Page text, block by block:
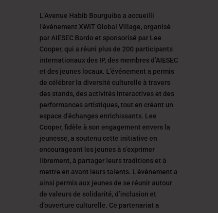
L’Avenue Habib Bourguiba a accueilli
l’événement XWIT Global Village, organisé
par AIESEC Bardo et sponsorisé par Lee
Cooper, qui a réuni plus de 200 participants
internationaux des IP, des membres d’AIESEC
et des jeunes locaux. L’événement a permis
de célébrer la diversité culturelle à travers
des stands, des activités interactives et des
performances artistiques, tout en créant un
espace d’échanges enrichissants. Lee
Cooper, fidèle à son engagement envers la
jeunesse, a soutenu cette initiative en
encourageant les jeunes à s’exprimer
librement, à partager leurs traditions et à
mettre en avant leurs talents. L’événement a
ainsi permis aux jeunes de se réunir autour
de valeurs de solidarité, d’inclusion et
d’ouverture culturelle. Ce partenariat a